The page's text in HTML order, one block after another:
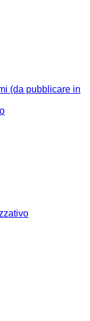
(da pubblicare in